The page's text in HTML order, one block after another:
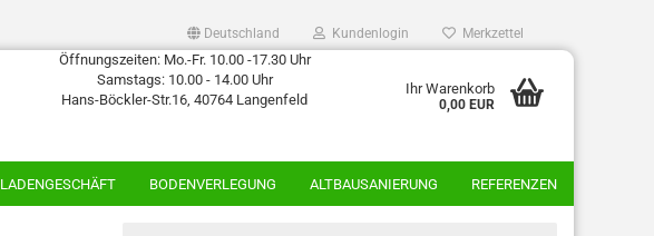
Deutschland Kundenlogin Merkzettel
Öffnungszeiten: Mo.-Fr. 10.00 -17.30 Uhr
Samstags: 10.00 - 14.00 Uhr
Hans-Böckler-Str.16, 40764 Langenfeld
Ihr Warenkorb
0,00 EUR
LADENGESCHÄFT BODENVERLEGUNG ALTBAUSANIERUNG REFERENZEN